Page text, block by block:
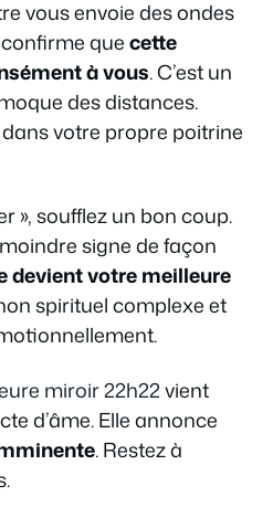
vous envoie des ondes
confirme quecette
à vous. C’est un
des distances.
votre propre poitrine
», soufflez un bon coup.
signe de façon
devient votre meilleure
spirituel complexe et
miroir 22h22vient
d’âme. Elle annonce
. Restez à